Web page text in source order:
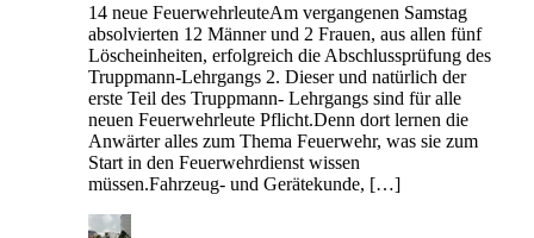
14 neue FeuerwehrleuteAm vergangenen Samstag
absolvierten 12 Männer und 2 Frauen, aus allen fünf
Löscheinheiten, erfolgreich die Abschlussprüfung des
Truppmann-Lehrgangs 2. Dieser und natürlich der
erste Teil des Truppmann- Lehrgangs sind für alle
neuen Feuerwehrleute Pflicht.Denn dort lernen die
Anwärter alles zum Thema Feuerwehr, was sie zum
Start in den Feuerwehrdienst wissen
müssen.Fahrzeug- und Gerätekunde, […]